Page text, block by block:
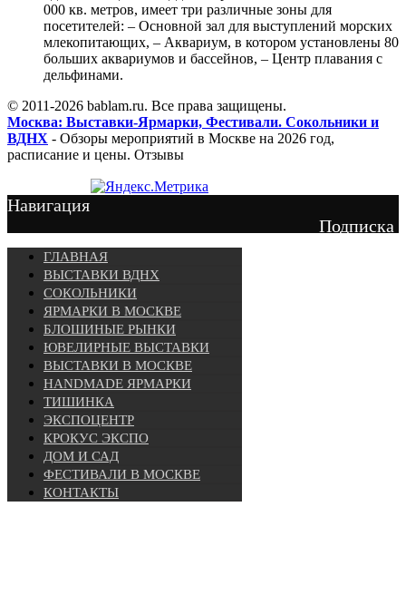
000 кв. метров, имеет три различные зоны для
посетителей: – Основной зал для выступлений морских
млекопитающих, – Аквариум, в котором установлены 80
больших аквариумов и бассейнов, – Центр плавания с
дельфинами.
© 2011-2026 bablam.ru. Все права защищены.
Москва: Выставки-Ярмарки, Фестивали. Сокольники и
ВДНХ - Обзоры мероприятий в Москве на 2026 год,
расписание и цены. Отзывы
Навигация
Подписка
ГЛАВНАЯ
ВЫСТАВКИ ВДНХ
СОКОЛЬНИКИ
ЯРМАРКИ В МОСКВЕ
БЛОШИНЫЕ РЫНКИ
ЮВЕЛИРНЫЕ ВЫСТАВКИ
ВЫСТАВКИ В МОСКВЕ
HANDMADE ЯРМАРКИ
ТИШИНКА
ЭКСПОЦЕНТР
КРОКУС ЭКСПО
ДОМ И САД
ФЕСТИВАЛИ В МОСКВЕ
КОНТАКТЫ